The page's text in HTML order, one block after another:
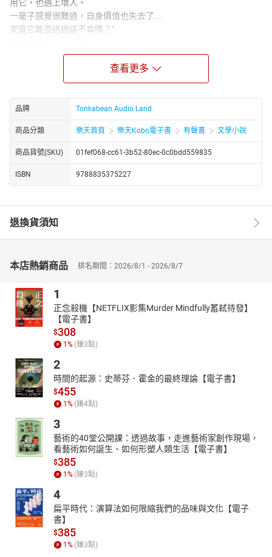
用它，也遇上壞人。
一毫子感覺很難過，自身價值也失去了...
究竟它能否逃過這不幸嗎？"
阿豆 (Tonkabean)
年4月2日－1875年8月4日），通稱安徒生，丹麥作家暨詩人，因為
其童話作品而聞名於世，童話中帶出含義，哲學家。其筆下著名的
童話故事包括《冰雪女王》、《拇指姑娘》、《賣火柴的小女
孩》、《醜小鴨》和《國王的新衣》等。安徒生生前獲得皇家致
敬，被高度讚揚為給予全歐洲的一代孩子帶來了歡樂。他的作品被
文編:阿豆
繪圖:Pixabay: Garik Barseghyan
音效剪接:阿豆
聲明: 請勿自行上載檔案到互聯網或供他人分享, 謝謝您!
, , , , , , , , , ,
查看更多
品牌 Tonkabean Audio Land
商品分類 樂天首頁 樂天Kobo電子書 有聲書 文學小說
商品貨號(SKU) 01fef068-cc61-3b52-80ec-0c0bdd559835
ISBN 9788835375227
退換貨須知
本店熱銷商品 排名期間：2026/8/1 - 2026/8/7
1
正念殺機【NETFLIX影集Murder Mindfully蓄弒待發】
【電子書】
$308
1 % (賺3點)
2
時間的起源：史蒂芬．霍金的最終理論【電子書】
$455
1 % (賺4點)
3
藝術的40堂公開課：透過故事，走進藝術家創作現場，
看藝術如何誕生、如何形塑人類生活【電子書】
$385
1 % (賺3點)
4
扁平時代：演算法如何限縮我們的品味與文化【電子
書】
$385
1 % (賺3點)